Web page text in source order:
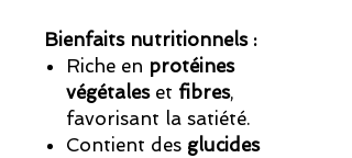
Bienfaits nutritionnels :
Riche en protéines
végétaleset fibres,
favorisant la satiété.
Contient des glucides